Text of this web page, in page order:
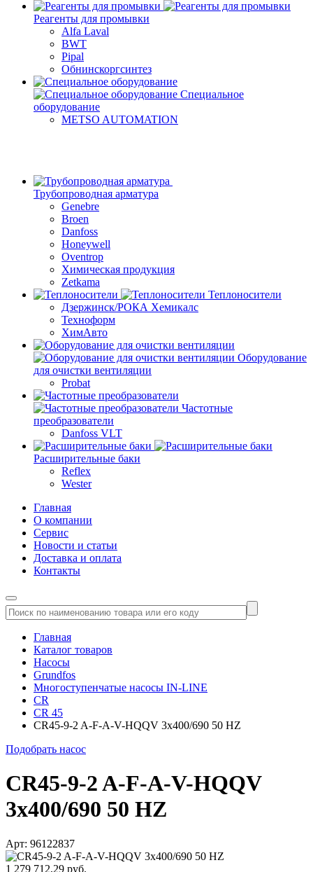
Реагенты для промывки
Alfa Laval
BWT
Pipal
Обнинскоргсинтез
Специальное
оборудование
METSO AUTOMATION
Трубопроводная арматура
Genebre
Broen
Danfoss
Honeywell
Oventrop
Химическая продукция
Zetkama
Теплоносители
Дзержинск/РОКА Хемикалс
Техноформ
ХимАвто
Оборудование
для очистки вентиляции
Probat
Частотные
преобразователи
Danfoss VLT
Расширительные баки
Reflex
Wester
Главная
О компании
Сервис
Новости и статьи
Доставка и оплата
Контакты
Главная
Каталог товаров
Насосы
Grundfos
Многоступенчатые насосы IN-LINE
CR
CR 45
CR45-9-2 A-F-A-V-HQQV 3x400/690 50 HZ
Подобрать насос
CR45-9-2 A-F-A-V-HQQV
3x400/690 50 HZ
Арт: 96122837
1 279 712,29 руб.